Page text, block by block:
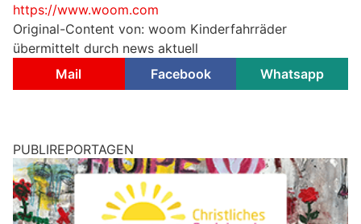
https://www.woom.com
Original-Content von: woom Kinderfahrräder
übermittelt durch news aktuell
Mail
Facebook Whatsapp
PUBLIREPORTAGEN